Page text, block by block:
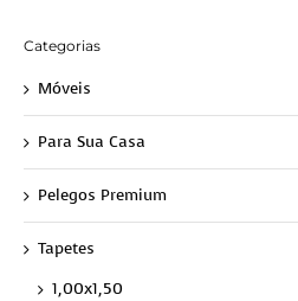
Categorias
Móveis
Para Sua Casa
Pelegos Premium
Tapetes
1,00x1,50